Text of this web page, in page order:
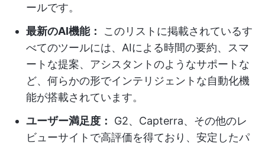
ールです。
最新のAI機能：
このリストに掲載されているす
べてのツールには、AIによる時間の要約、スマ
ートな提案、アシスタントのようなサポートな
ど、何らかの形でインテリジェントな自動化機
能が搭載されています。
ユーザー満足度：
G2、Capterra、その他のレ
ビューサイトで高評価を得ており、安定したパ